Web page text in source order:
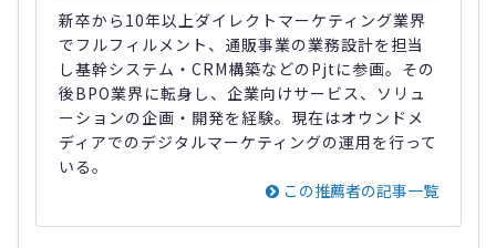
新卒から10年以上ダイレクトマーケティング業界
でフルフィルメント、通販事業の業務設計を担当
し基幹システム・CRM構築などのPjtに参画。その
後BPO業界に転身し、企業向けサービス、ソリュ
ーションの企画・開発を経験。現在はオウンドメ
ディアでのデジタルマーケティングの運用を行って
いる。
この推薦者の記事一覧